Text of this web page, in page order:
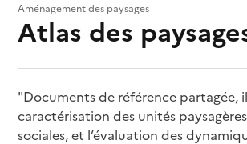
Aménagement des paysages
Atlas des
"Documents de référence partagée,
caractérisation des unités
sociales, et l’évaluation des